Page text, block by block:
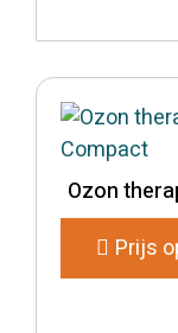
Ozon
Prijs